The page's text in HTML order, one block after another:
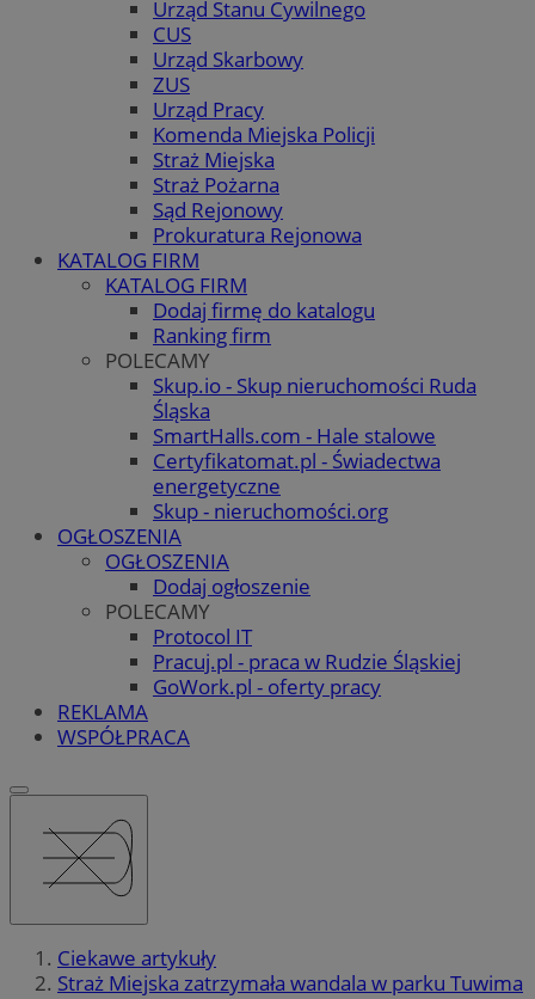
Urząd Stanu Cywilnego
CUS
Urząd Skarbowy
ZUS
Urząd Pracy
Komenda Miejska Policji
Straż Miejska
Straż Pożarna
Sąd Rejonowy
Prokuratura Rejonowa
KATALOG FIRM
KATALOG FIRM
Dodaj firmę do katalogu
Ranking firm
POLECAMY
Skup.io - Skup nieruchomości Ruda
Śląska
SmartHalls.com - Hale stalowe
Certyfikatomat.pl - Świadectwa
energetyczne
Skup - nieruchomości.org
OGŁOSZENIA
OGŁOSZENIA
Dodaj ogłoszenie
POLECAMY
Protocol IT
Pracuj.pl - praca w Rudzie Śląskiej
GoWork.pl - oferty pracy
REKLAMA
WSPÓŁPRACA
Ciekawe artykuły
Straż Miejska zatrzymała wandala w parku Tuwima